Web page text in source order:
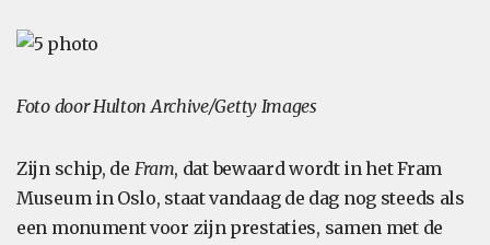
Foto door Hulton Archive/Getty Images
Zijn schip, de Fram, dat bewaard wordt in het Fram
Museum in Oslo, staat vandaag de dag nog steeds als
een monument voor zijn prestaties, samen met de